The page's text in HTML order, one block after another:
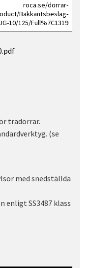
roca.se/dorrar-
Bakkantsbeslag-
10/125/Full%7C1319
trädörrar.
(se
med snedställda
enligt SS3487 klass